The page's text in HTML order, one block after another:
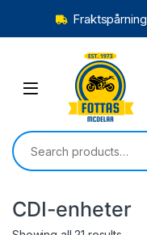
Fraktspårning
CDI-enheter